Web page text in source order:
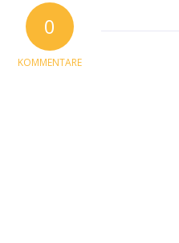
0
KOMMENTARE